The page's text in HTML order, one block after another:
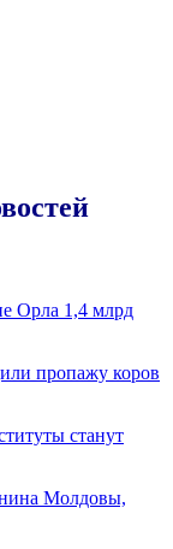
Орла 1,4 млрд
пропажу коров
станут
Молдовы,